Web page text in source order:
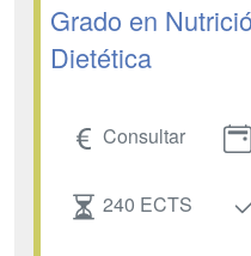
Grado en
Dietética
Consultar
240 ECTS